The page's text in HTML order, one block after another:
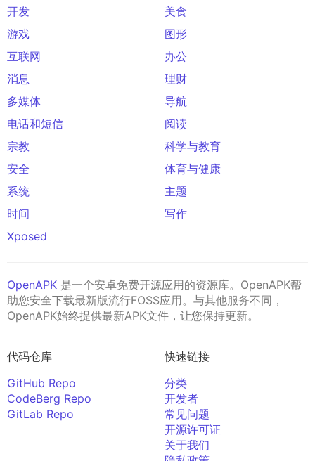
开发
美食
游戏
图形
互联网
办公
消息
理财
多媒体
导航
电话和短信
阅读
宗教
科学与教育
安全
体育与健康
系统
主题
时间
写作
Xposed
OpenAPK 是一个安卓免费开源应用的资源库。OpenAPK帮
助您安全下载最新版流行FOSS应用。与其他服务不同，
OpenAPK始终提供最新APK文件，让您保持更新。
代码仓库
GitHub Repo
CodeBerg Repo
GitLab Repo
快速链接
分类
开发者
常见问题
开源许可证
关于我们